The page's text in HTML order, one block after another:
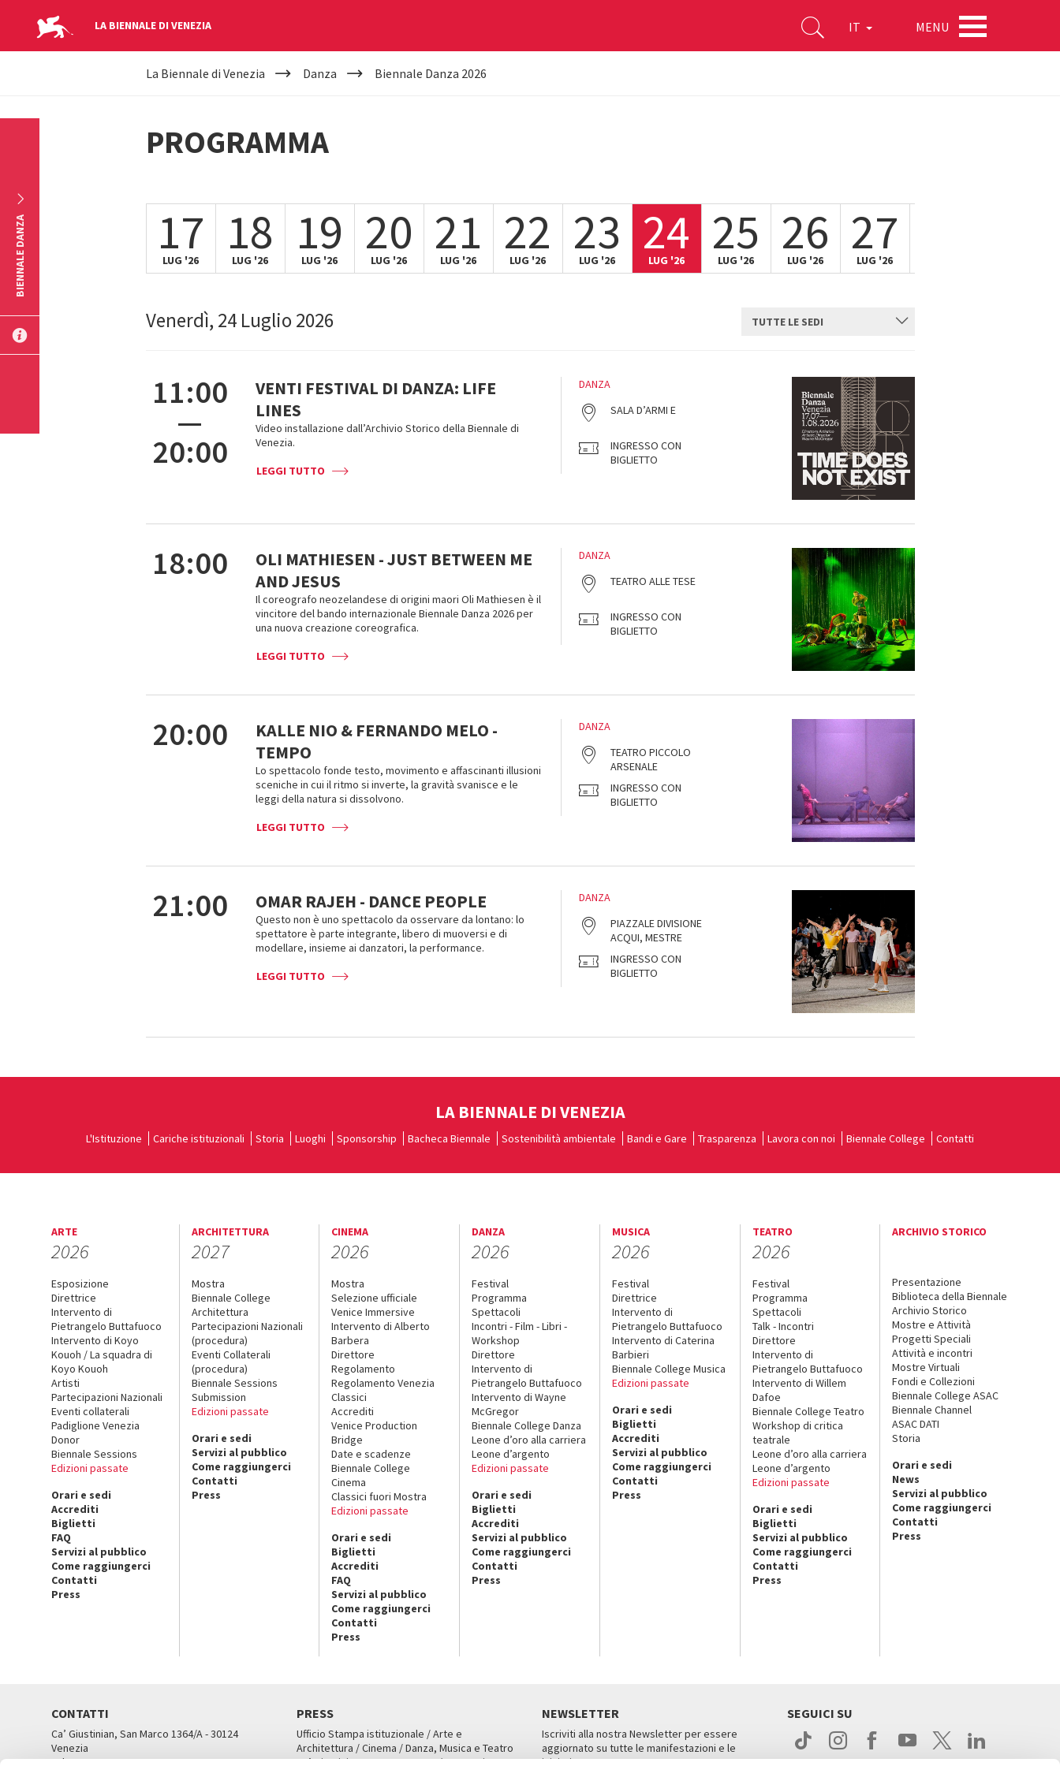
LA BIENNALE DI VENEZIA IT MENU
YOUR
HERE
La Biennale di Venezia Danza Biennale Danza 2026
PROGRAMMA
17
LUG '26 18
LUG '26 19
LUG '26 20
LUG '26 21
LUG '26 22
LUG '26 23
LUG '26 24
LUG '26 25
LUG '26 26
LUG '26 27
LUG '26
Venerdì, 24 Luglio 2026
TUTTE LE SEDI
INVIA
11:00
—
20:00
VENTI FESTIVAL DI DANZA: LIFE
LINES
Video installazione dall’Archivio Storico della Biennale di
Venezia.
LEGGI TUTTO
DANZA
SALA D’ARMI E
INGRESSO CON
BIGLIETTO
18:00
OLI MATHIESEN - JUST BETWEEN ME
AND JESUS
Il coreografo neozelandese di origini maori Oli Mathiesen è il
vincitore del bando internazionale Biennale Danza 2026 per
una nuova creazione coreografica.
LEGGI TUTTO
DANZA
TEATRO ALLE TESE
INGRESSO CON
BIGLIETTO
20:00
KALLE NIO & FERNANDO MELO -
TEMPO
Lo spettacolo fonde testo, movimento e affascinanti illusioni
sceniche in cui il ritmo si inverte, la gravità svanisce e le
leggi della natura si dissolvono.
LEGGI TUTTO
DANZA
TEATRO PICCOLO
ARSENALE
INGRESSO CON
BIGLIETTO
21:00 OMAR RAJEH - DANCE PEOPLE
Questo non è uno spettacolo da osservare da lontano: lo
spettatore è parte integrante, libero di muoversi e di
modellare, insieme ai danzatori, la performance.
LEGGI TUTTO
DANZA
PIAZZALE DIVISIONE
ACQUI, MESTRE
INGRESSO CON
BIGLIETTO
BIENNALE DANZA
LA BIENNALE DI VENEZIA
L'Istituzione Cariche istituzionali Storia Luoghi Sponsorship Bacheca Biennale Sostenibilità ambientale Bandi e Gare Trasparenza Lavora con noi Biennale College Contatti
ARTE
2026
Esposizione
Direttrice
Intervento di
Pietrangelo Buttafuoco
Intervento di Koyo
Kouoh / La squadra di
Koyo Kouoh
Artisti
Partecipazioni Nazionali
Eventi collaterali
Padiglione Venezia
Donor
Biennale Sessions
Edizioni passate
Orari e sedi
Accrediti
Biglietti
FAQ
Servizi al pubblico
Come raggiungerci
Contatti
Press
ARCHITETTURA
2027
Mostra
Biennale College
Architettura
Partecipazioni Nazionali
(procedura)
Eventi Collaterali
(procedura)
Biennale Sessions
Submission
Edizioni passate
Orari e sedi
Servizi al pubblico
Come raggiungerci
Contatti
Press
CINEMA
2026
Mostra
Selezione ufficiale
Venice Immersive
Intervento di Alberto
Barbera
Direttore
Regolamento
Regolamento Venezia
Classici
Accrediti
Venice Production
Bridge
Date e scadenze
Biennale College
Cinema
Classici fuori Mostra
Edizioni passate
Orari e sedi
Biglietti
Accrediti
FAQ
Servizi al pubblico
Come raggiungerci
Contatti
Press
DANZA
2026
Festival
Programma
Spettacoli
Incontri - Film - Libri -
Workshop
Direttore
Intervento di
Pietrangelo Buttafuoco
Intervento di Wayne
McGregor
Biennale College Danza
Leone d’oro alla carriera
Leone d’argento
Edizioni passate
Orari e sedi
Biglietti
Accrediti
Servizi al pubblico
Come raggiungerci
Contatti
Press
MUSICA
2026
Festival
Direttrice
Intervento di
Pietrangelo Buttafuoco
Intervento di Caterina
Barbieri
Biennale College Musica
Edizioni passate
Orari e sedi
Biglietti
Accrediti
Servizi al pubblico
Come raggiungerci
Contatti
Press
TEATRO
2026
Festival
Programma
Spettacoli
Talk - Incontri
Direttore
Intervento di
Pietrangelo Buttafuoco
Intervento di Willem
Dafoe
Biennale College Teatro
Workshop di critica
teatrale
Leone d’oro alla carriera
Leone d’argento
Edizioni passate
Orari e sedi
Biglietti
Servizi al pubblico
Come raggiungerci
Contatti
Press
ARCHIVIO STORICO
Presentazione
Biblioteca della Biennale
Archivio Storico
Mostre e Attività
Progetti Speciali
Attività e incontri
Mostre Virtuali
Fondi e Collezioni
Biennale College ASAC
Biennale Channel
ASAC DATI
Storia
Orari e sedi
News
Servizi al pubblico
Come raggiungerci
Contatti
Press
CONTATTI
Ca’ Giustinian, San Marco 1364/A - 30124
Venezia
Tel. 041 5218711
PRESS
Ufficio Stampa istituzionale / Arte e
Architettura / Cinema / Danza, Musica e Teatro
Ca’ Giustinian, San Marco 1364/A, Venezia
NEWSLETTER
Iscriviti alla nostra Newsletter per essere
aggiornato su tutte le manifestazioni e le
iniziative.
SEGUICI SU